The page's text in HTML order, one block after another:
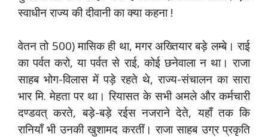
स्वाधीन राज्य की दीवानी का क्या कहना !
वेतन तो 500) मासिक ही था, मगर अख्तियार बड़े लम्बे। राई
का पर्वत करो, या पर्वत से राई, कोई छनेवाला न था। राजा
साहब भोग-विलास में पड़े रहते थे, राज्य-संचालन का सारा
भार मि. मेहता पर था। रियासत के सभी अमले और कर्मचारी
दण्डवत् करते, बड़े-बड़े रईस नजराने देते, यहाँ तक कि
रानियाँ भी उनकी खुशामद करतीं। राजा साहब उग्र प्रकृति